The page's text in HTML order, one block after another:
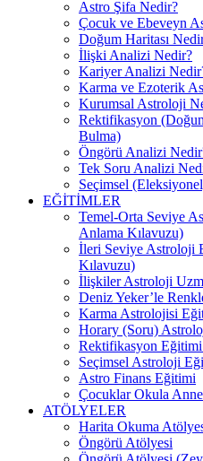
Astro Şifa Nedir?
Çocuk ve Ebeveyn
Doğum Haritası
İlişki Analizi Nedir?
Kariyer Analizi
Karma ve Ezoterik
Kurumsal Astroloji
Rektifikasyon
Bulma)
Öngörü Analizi
Tek Soru Analizi
Seçimsel
EĞİTİMLER
Temel-Orta Seviye
Anlama Kılavuzu)
İleri Seviye Astroloji
Kılavuzu)
İlişkiler Astroloji
Deniz Yeker’le
Karma Astrolojisi
Horary (Soru)
Rektifikasyon
Seçimsel Astroloji
Astro Finans Eğitimi
Çocuklar Okula
ATÖLYELER
Harita Okuma
Öngörü Atölyesi